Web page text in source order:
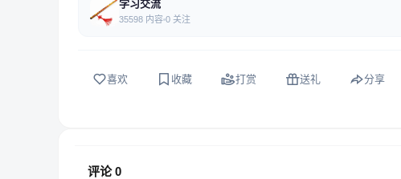
学习交流
35598 内容 0 关注
喜欢 收藏 打赏 送礼 分享
评论0